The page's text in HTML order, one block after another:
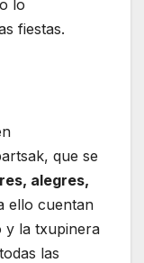
lo
fiestas.
que se
alegres,
ello cuentan
y la txupinera
las